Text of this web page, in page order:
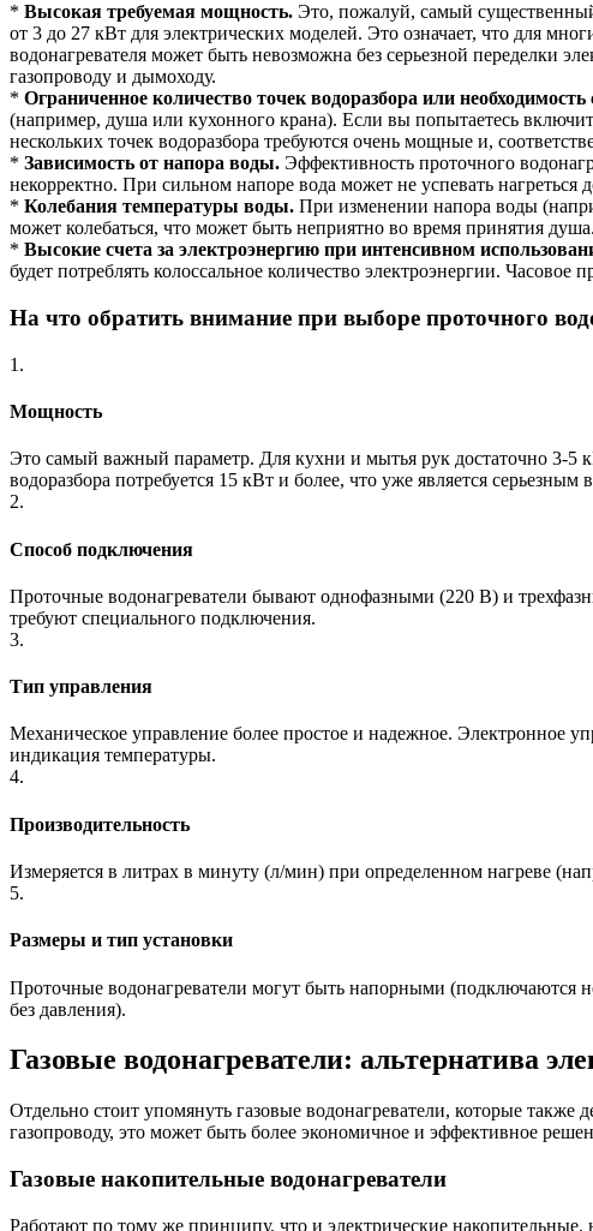
* Высокая требуемая мощность. Это, пожалуй, самый
от 3 до 27 кВт для электрических моделей. Это означает, что для
водонагревателя может быть невозможна без серьезной переделки
газопроводу и дымоходу.
* Ограниченное количество точек водоразбора или
(например, душа или кухонного крана). Если вы попытаетесь
нескольких точек водоразбора требуются очень мощные и,
* Зависимость от напора воды. Эффективность проточного
некорректно. При сильном напоре вода может не успевать нагреться
* Колебания температуры воды. При изменении напора воды
может колебаться, что может быть неприятно во время принятия душа.
* Высокие счета за электроэнергию при интенсивном
будет потреблять колоссальное количество электроэнергии. Часовое
На что обратить внимание при выборе проточного
1.
Мощность
Это самый важный параметр. Для кухни и мытья рук достаточно 3-5
водоразбора потребуется 15 кВт и более, что уже является
2.
Способ подключения
Проточные водонагреватели бывают однофазными (220 В) и
требуют специального подключения.
3.
Тип управления
Механическое управление более простое и надежное. Электронное
индикация температуры.
4.
Производительность
Измеряется в литрах в минуту (л/мин) при определенном нагреве
5.
Размеры и тип установки
Проточные водонагреватели могут быть напорными (подключаются
без давления).
Газовые водонагреватели: альтернатива
Отдельно стоит упомянуть газовые водонагреватели, которые
газопроводу, это может быть более экономичное и эффективное
Газовые накопительные водонагреватели
Работают по тому же принципу, что и электрические накопительные,